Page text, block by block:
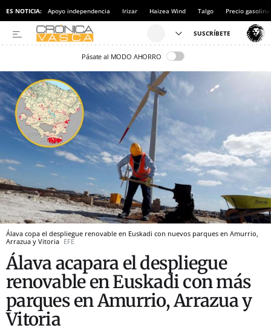
ES NOTICIA: Apoyo independencia Irizar Haizea Wind Talgo Precio gasolina
Pásate al MODO AHORRO
Álava copa el despliegue renovable en Euskadi con nuevos parques en Amurrio,
Arrazua y Vitoria EFE
Álava acapara el despliegue
renovable en Euskadi con más
parques en Amurrio, Arrazua y
Vitoria